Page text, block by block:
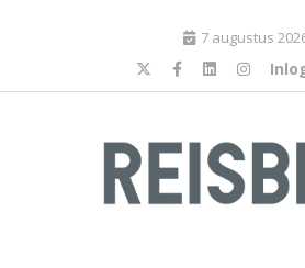
7 augustus